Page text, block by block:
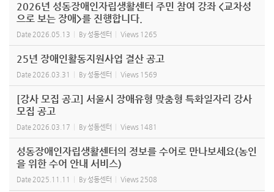
2026년 성동장애인자립생활센터 주민 참여 강좌 <교차성
으로 보는 장애>를 진행합니다.
Date 2026.05.13 By성동센터 Views 1265
25년 장애인활동지원사업 결산 공고
Date 2026.03.31 By성동센터 Views 1569
[강사 모집 공고] 서울시 장애유형 맞춤형 특화일자리 강사
모집 공고
Date 2026.03.17 By성동센터 Views 1481
성동장애인자립생활센터의 정보를 수어로 만나보세요(농인
을 위한 수어 안내 서비스)
Date 2025.11.11 By성동센터 Views 2508